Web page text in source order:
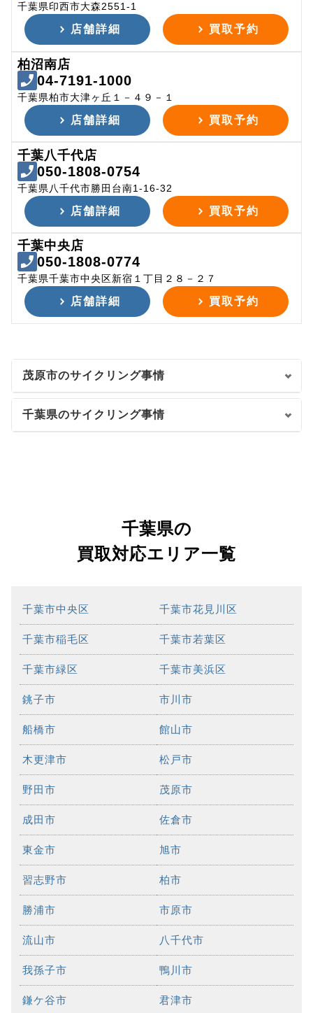
千葉県印西市大森2551-1
店舗詳細 買取予約
柏沼南店
04-7191-1000
千葉県柏市大津ヶ丘１－４９－１
店舗詳細 買取予約
千葉八千代店
050-1808-0754
千葉県八千代市勝田台南1-16-32
店舗詳細 買取予約
千葉中央店
050-1808-0774
千葉県千葉市中央区新宿１丁目２８－２７
店舗詳細 買取予約
茂原市のサイクリング事情
千葉県のサイクリング事情
千葉県の
買取対応エリア一覧
千葉市中央区 千葉市花見川区
千葉市稲毛区 千葉市若葉区
千葉市緑区 千葉市美浜区
銚子市 市川市
船橋市 館山市
木更津市 松戸市
野田市 茂原市
成田市 佐倉市
東金市 旭市
習志野市 柏市
勝浦市 市原市
流山市 八千代市
我孫子市 鴨川市
鎌ケ谷市 君津市